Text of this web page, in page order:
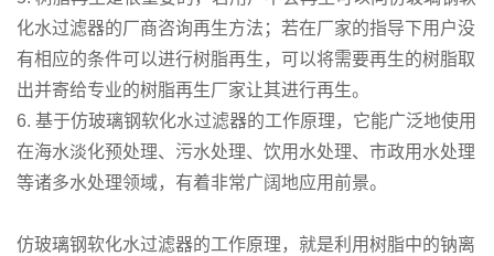
化水过滤器的厂商咨询再生方法；若在厂家的指导下用户没
有相应的条件可以进行树脂再生，可以将需要再生的树脂取
出并寄给专业的树脂再生厂家让其进行再生。
6. 基于仿玻璃钢软化水过滤器的工作原理，它能广泛地使用
在海水淡化预处理、污水处理、饮用水处理、市政用水处理
等诸多水处理领域，有着非常广阔地应用前景。
仿玻璃钢软化水过滤器的工作原理，就是利用树脂中的钠离